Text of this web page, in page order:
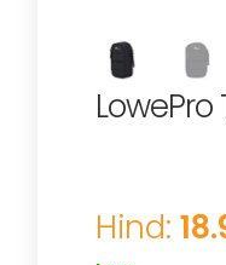
LowePro
Hind: